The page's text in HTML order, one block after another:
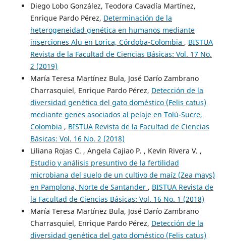
Diego Lobo González, Teodora Cavadía Martínez,
Enrique Pardo Pérez, Determinación de la
heterogeneidad genética en humanos mediante
inserciones Alu en Lorica, Córdoba-Colombia , BISTUA
Revista de la Facultad de Ciencias Básicas: Vol. 17 No.
2 (2019)
María Teresa Martínez Bula, José Darío Zambrano
Charrasquiel, Enrique Pardo Pérez, Detección de la
diversidad genética del gato doméstico (Felis catus)
mediante genes asociados al pelaje en Tolú-Sucre,
Colombia , BISTUA Revista de la Facultad de Ciencias
Básicas: Vol. 16 No. 2 (2018)
Liliana Rojas C. , Angela Cajiao P. , Kevin Rivera V. ,
Estudio y análisis presuntivo de la fertilidad
microbiana del suelo de un cultivo de maíz (Zea mays)
en Pamplona, Norte de Santander , BISTUA Revista de
la Facultad de Ciencias Básicas: Vol. 16 No. 1 (2018)
María Teresa Martínez Bula, José Darío Zambrano
Charrasquiel, Enrique Pardo Pérez, Detección de la
diversidad genética del gato doméstico (Felis catus)